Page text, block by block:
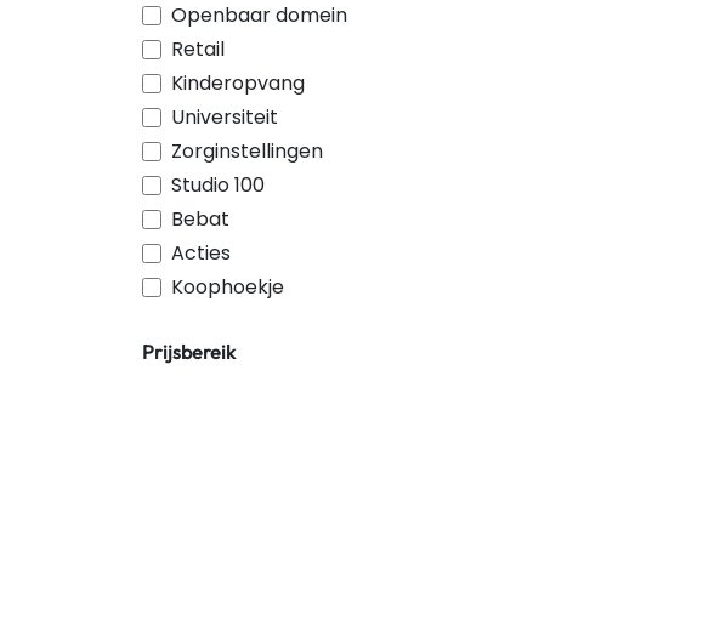
Openbaar domein
Retail
Kinderopvang
Universiteit
Zorginstellingen
Studio 100
Bebat
Acties
Koophoekje
Prijsbereik